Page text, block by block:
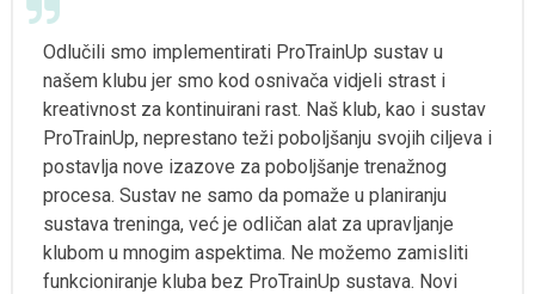
Odlučili smo implementirati ProTrainUp sustav u
našem klubu jer smo kod osnivača vidjeli strast i
kreativnost za kontinuirani rast. Naš klub, kao i sustav
ProTrainUp, neprestano teži poboljšanju svojih ciljeva i
postavlja nove izazove za poboljšanje trenažnog
procesa. Sustav ne samo da pomaže u planiranju
sustava treninga, već je odličan alat za upravljanje
klubom u mnogim aspektima. Ne možemo zamisliti
funkcioniranje kluba bez ProTrainUp sustava. Novi